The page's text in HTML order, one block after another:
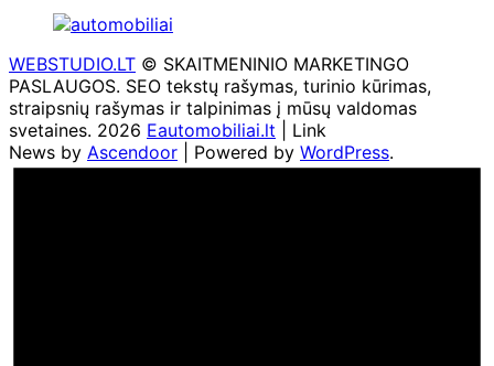
WEBSTUDIO.LT © SKAITMENINIO MARKETINGO
PASLAUGOS. SEO tekstų rašymas, turinio kūrimas,
straipsnių rašymas ir talpinimas į mūsų valdomas
svetaines. 2026 Eautomobiliai.lt | Link
News by Ascendoor | Powered by WordPress.